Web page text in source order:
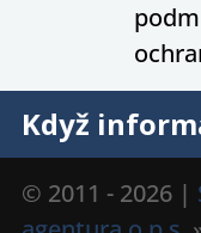
Když
© 2011 - 2026 |